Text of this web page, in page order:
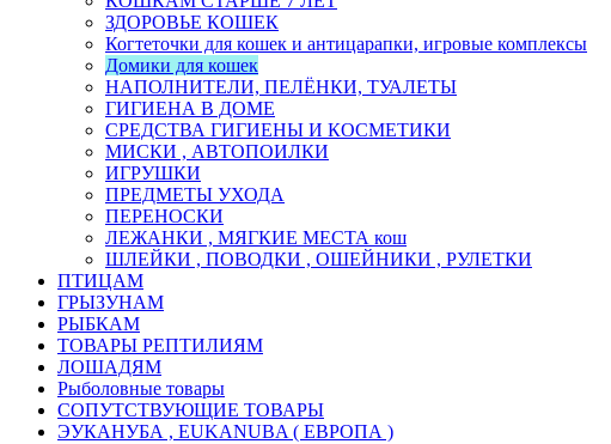
ЗДОРОВЬЕ КОШЕК
Когтеточки для кошек и антицарапки, игровые комплексы
Домики для кошек
НАПОЛНИТЕЛИ, ПЕЛЁНКИ, ТУАЛЕТЫ
ГИГИЕНА В ДОМЕ
СРЕДСТВА ГИГИЕНЫ И КОСМЕТИКИ
МИСКИ , АВТОПОИЛКИ
ИГРУШКИ
ПРЕДМЕТЫ УХОДА
ПЕРЕНОСКИ
ЛЕЖАНКИ , МЯГКИЕ МЕСТА кош
ШЛЕЙКИ , ПОВОДКИ , ОШЕЙНИКИ , РУЛЕТКИ
ПТИЦАМ
ГРЫЗУНАМ
РЫБКАМ
ТОВАРЫ РЕПТИЛИЯМ
ЛОШАДЯМ
Рыболовные товары
СОПУТСТВУЮЩИЕ ТОВАРЫ
ЭУКАНУБА , EUKANUBA ( ЕВРОПА )